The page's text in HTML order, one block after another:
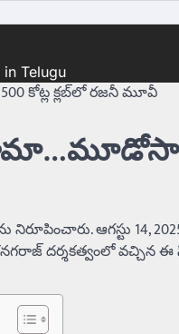
Telugu
కోట్ల క్లబ్‌లో రజనీ మూవీ
ఆగస్టు 14,
కనగరాజ్ దర్శకత్వంలో వచ్చిన